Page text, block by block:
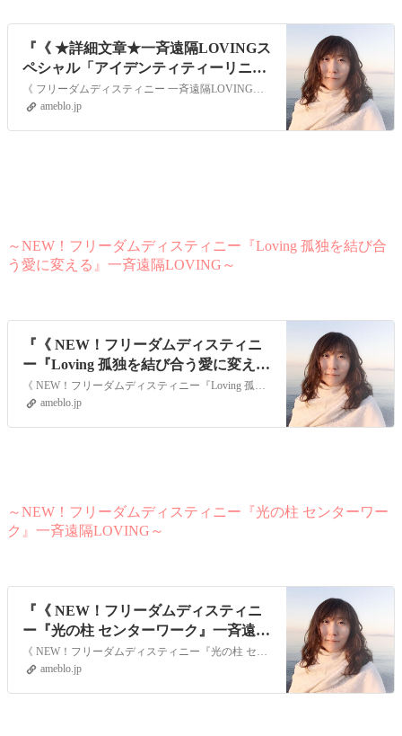
『《 ★詳細文章★一斉遠隔LOVINGス
ペシャル「アイデンティティーリニュ
ーアル」 》』
《 フリーダムディスティニー 一斉遠隔LOVINGスペシャル「アイデンティティーリニューアル」詳細文章 》 データ消去とは、どのような意味合いなのかもう少…
ameblo.jp
～NEW！フリーダムディスティニー『Loving 孤独を結び合
う愛に変える』一斉遠隔LOVING～
『《 NEW！フリーダムディスティニ
ー『Loving 孤独を結び合う愛に変え
る』一斉遠隔LOVIN』
《 NEW！フリーダムディスティニー『Loving 孤独を結び合う愛に変える』一斉遠隔LOVING 》孤独。それはとても冷え切った冷たいエネルギーです。孤独の…
ameblo.jp
～NEW！フリーダムディスティニー『光の柱 センターワー
ク』一斉遠隔LOVING～
『《 NEW！フリーダムディスティニ
ー『光の柱 センターワーク』一斉遠隔
LOVING 》』
《 NEW！フリーダムディスティニー『光の柱 センターワーク』一斉遠隔LOVING 》 心も身体もズレたりブレていると不安感でいっぱいになり本来の力を発揮する…
ameblo.jp